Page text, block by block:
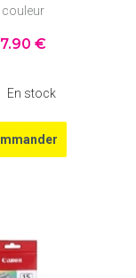
couleur
7.90 €
En stock